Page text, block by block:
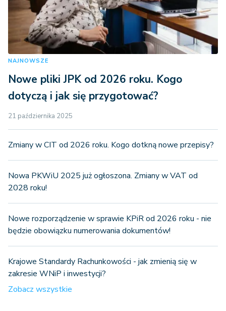
NAJNOWSZE
Nowe pliki JPK od 2026 roku. Kogo
dotyczą i jak się przygotować?
21 października 2025
Zmiany w CIT od 2026 roku. Kogo dotkną nowe przepisy?
Nowa PKWiU 2025 już ogłoszona. Zmiany w VAT od
2028 roku!
Nowe rozporządzenie w sprawie KPiR od 2026 roku - nie
będzie obowiązku numerowania dokumentów!
Krajowe Standardy Rachunkowości - jak zmienią się w
zakresie WNiP i inwestycji?
Zobacz wszystkie